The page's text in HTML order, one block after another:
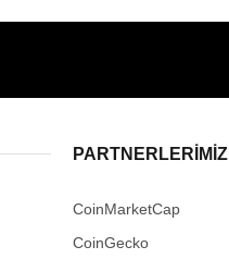
PARTNERLERIMIZ
CoinMarketCap
CoinGecko